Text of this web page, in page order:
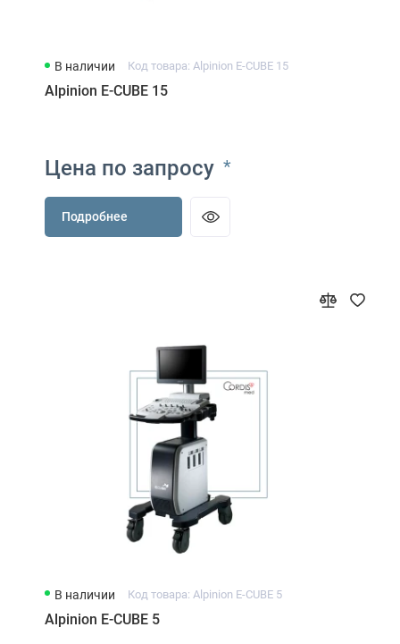
В наличии Код товара: Alpinion E-CUBE 15
Alpinion E-CUBE 15
Цена по запросу *
Подробнее
В наличии Код товара: Alpinion E-CUBE 5
Alpinion E-CUBE 5